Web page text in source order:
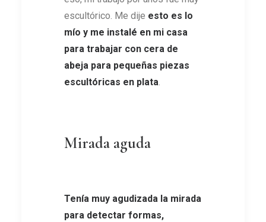
escultórico. Me dije esto es lo
mío y me instalé en mi casa
para trabajar con cera de
abeja para pequeñas piezas
escultóricas en plata.
Mirada aguda
Tenía muy agudizada la mirada
para detectar formas,